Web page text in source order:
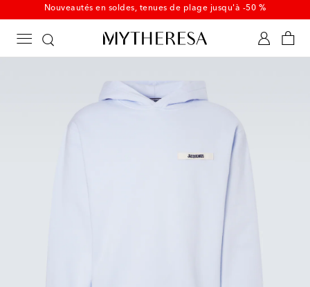
De nouvelles pièces estivales soldées